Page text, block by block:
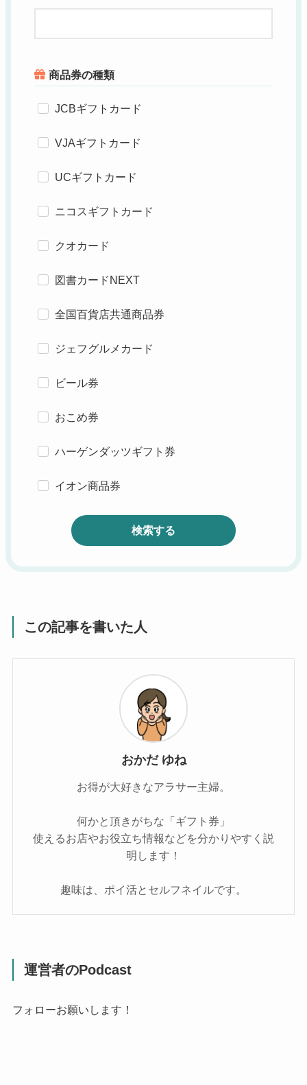
商品券の種類
JCBギフトカード
VJAギフトカード
UCギフトカード
ニコスギフトカード
クオカード
図書カードNEXT
全国百貨店共通商品券
ジェフグルメカード
ビール券
おこめ券
ハーゲンダッツギフト券
イオン商品券
検索する
この記事を書いた人
おかだ ゆね
お得が大好きなアラサー主婦。
何かと頂きがちな「ギフト券」
使えるお店やお役立ち情報などを分かりやすく説
明します！
趣味は、ポイ活とセルフネイルです。
運営者のPodcast
フォローお願いします！